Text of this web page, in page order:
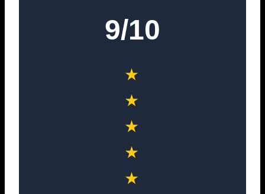
9/10
★
★
★
★
★